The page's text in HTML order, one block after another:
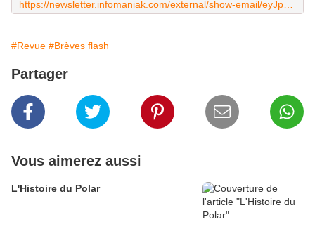
#Revue #Brèves flash
Partager
Vous aimerez aussi
L'Histoire du Polar